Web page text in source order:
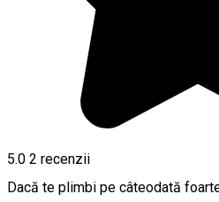
5.0 2 recenzii
Dacă te plimbi pe câteodată